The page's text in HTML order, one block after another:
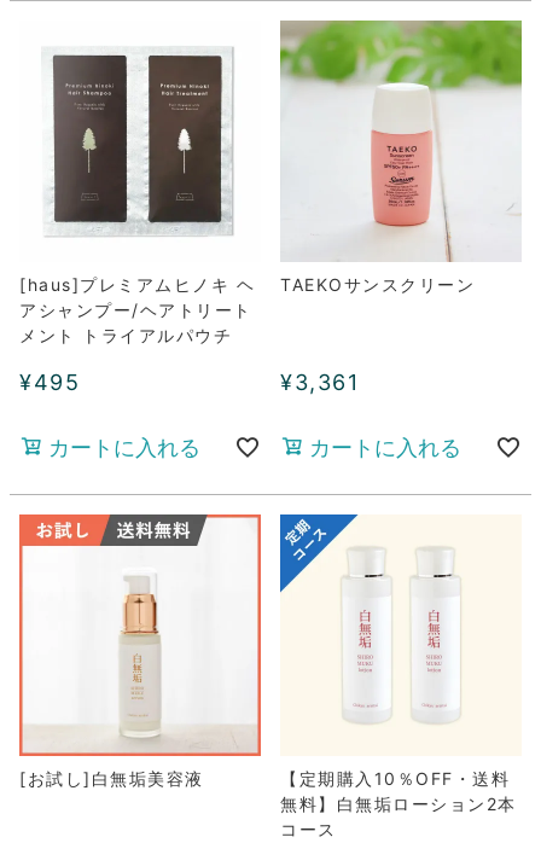
[haus]プレミアムヒノキ ヘ
アシャンプー/ヘアトリート
メント トライアルパウチ
¥495
カートに入れる
TAEKOサンスクリーン
¥3,361
カートに入れる
[お試し]白無垢美容液
【定期購入10％OFF・送料
無料】白無垢ローション2本
コース